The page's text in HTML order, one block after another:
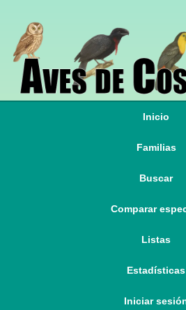
Inicio
Familias
Buscar
Comparar
Listas
Estadísticas
Iniciar